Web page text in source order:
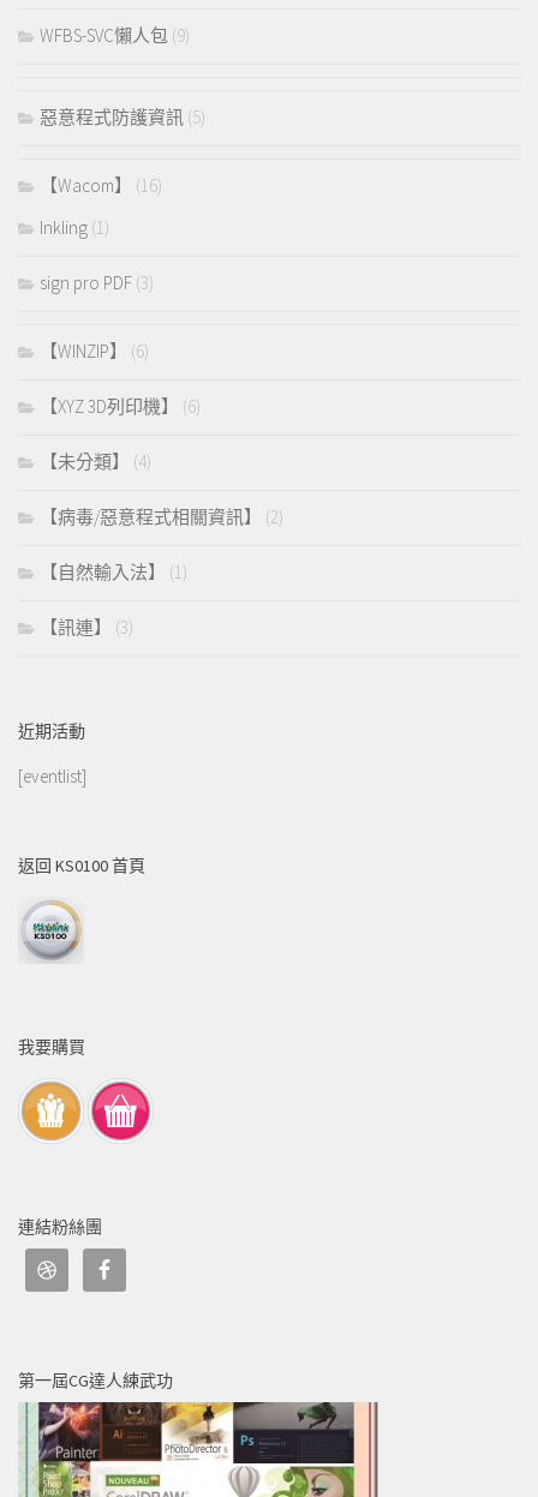
WFBS-SVC懶人包 (9)
惡意程式防護資訊 (5)
【Wacom】
(16)
Inkling (1)
sign pro PDF (3)
【WINZIP】 (6)
【XYZ 3D列印機】 (6)
【未分類】 (4)
【病毒/惡意程式相關資訊】 (2)
【自然輸入法】 (1)
【訊連】 (3)
近期活動
[eventlist]
返回 KS0100 首頁
我要購買
連結粉絲團
第一屆CG達人練武功